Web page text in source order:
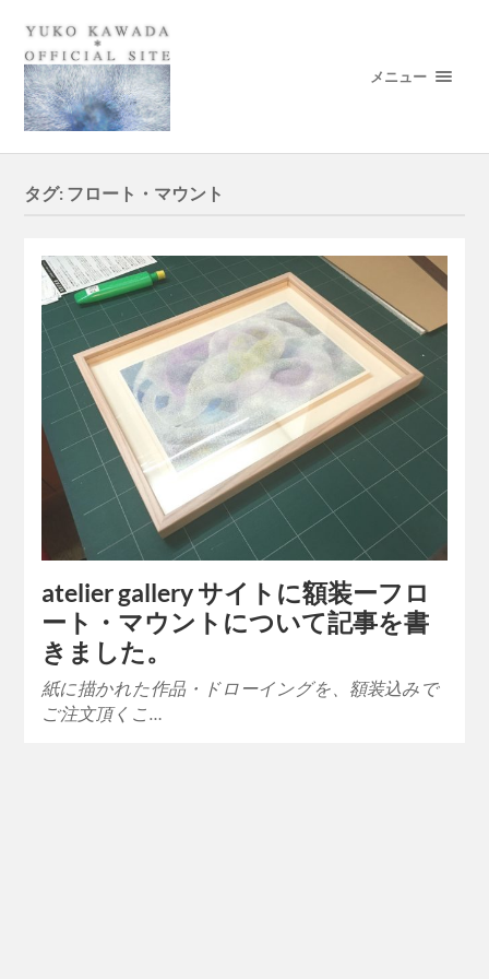
メニュー
タグ: フロート・マウント
atelier gallery サイトに額装ーフロ
ート・マウントについて記事を書
きました。
紙に描かれた作品・ドローイングを、額装込みで
ご注文頂くこ…